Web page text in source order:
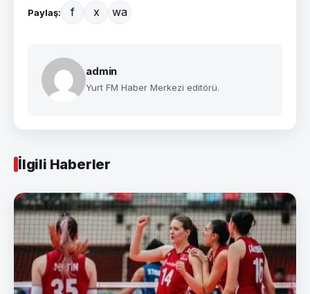
Paylaş: f x wa
admin
Yurt FM Haber Merkezi editörü.
İlgili Haberler